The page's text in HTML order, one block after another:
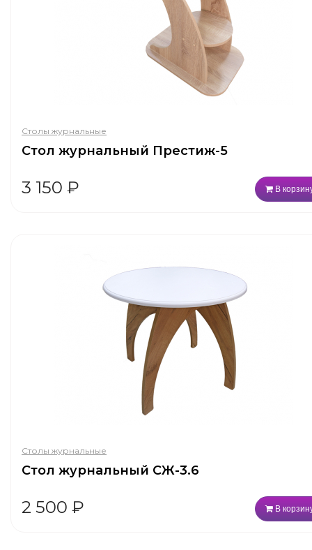
Столы журнальные
Стол журнальный Престиж-5
3 150 ₽ В
Столы журнальные
Стол журнальный СЖ-3.6
2 500 ₽ В